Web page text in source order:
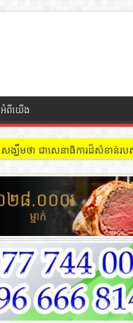
អំពីយើង
ង នៅជាន់ទី៩ បន្ទប់ ៩០២ !